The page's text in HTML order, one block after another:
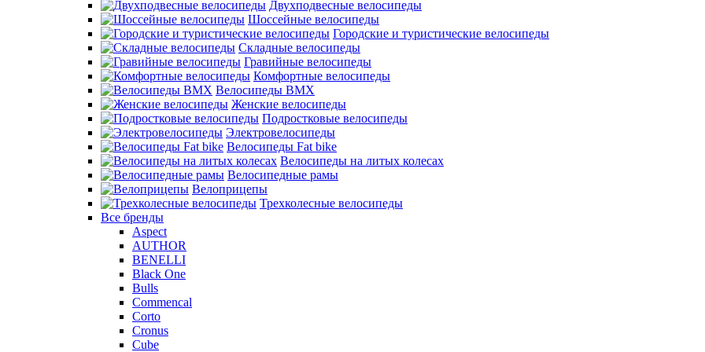
Двухподвесные велосипеды
Шоссейные велосипеды
Городские и туристические велосипеды
Складные велосипеды
Гравийные велосипеды
Комфортные велосипеды
Велосипеды BMX
Женские велосипеды
Подростковые велосипеды
Электровелосипеды
Велосипеды Fat bike
Велосипеды на литых колесах
Велосипедные рамы
Велоприцепы
Трехколесные велосипеды
Все бренды
Aspect
AUTHOR
BENELLI
Black One
Bulls
Commencal
Corto
Cronus
Cube